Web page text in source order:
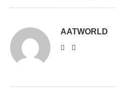
AATWORLD